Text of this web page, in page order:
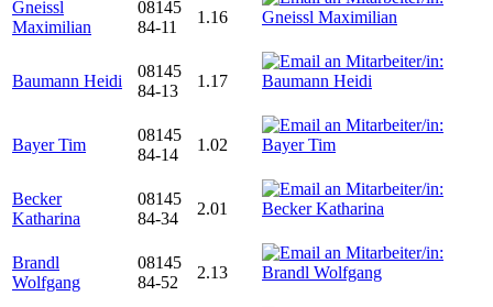
Gneissl
Maximilian
08145
84-11
1.16
Baumann Heidi
08145
84-13
1.17
Bayer Tim
08145
84-14
1.02
Becker
Katharina
08145
84-34
2.01
Brandl
Wolfgang
08145
84-52
2.13